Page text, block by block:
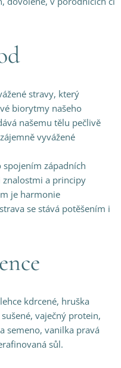
stravy, který
biorytmy našeho
našemu tělu pečlivě
vyvážené
spojením západních
a principy
je harmonie
se stává potěšením i
kdrcené, hruška
vaječný protein,
semeno, vanilka pravá
sůl.